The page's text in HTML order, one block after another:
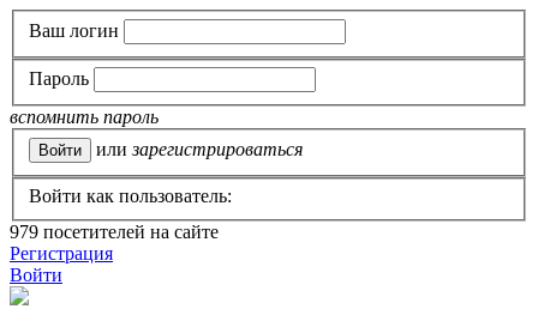
Ваш логин
Пароль
вспомнить пароль
или зарегистрироваться
Войти как пользователь:
979 посетителей на сайте
Регистрация
Войти